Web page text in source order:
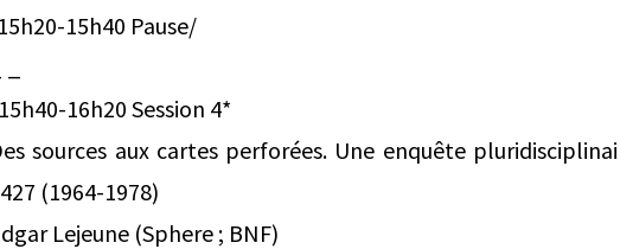
15h40 Pause/
16h20 Session 4*
sources aux cartes perforées. Une enquête
(1964-1978)
Lejeune (Sphere ; BNF)